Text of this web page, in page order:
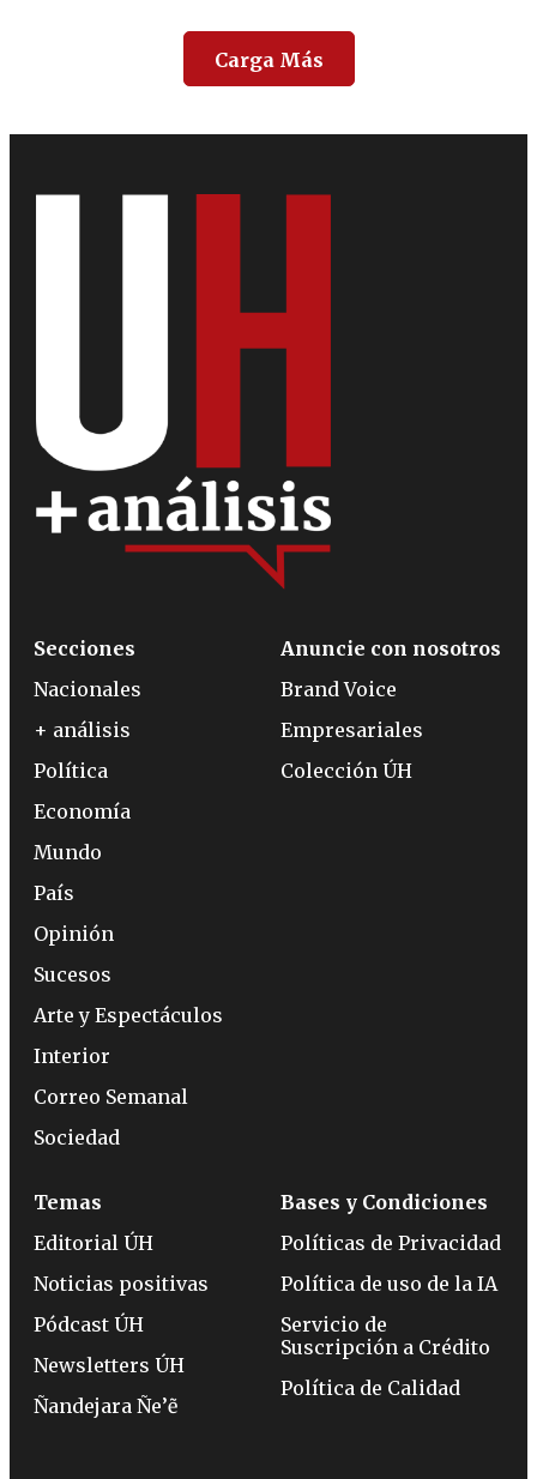
Carga Más
Secciones
Nacionales
+ análisis
Política
Economía
Mundo
País
Opinión
Sucesos
Arte y Espectáculos
Interior
Correo Semanal
Sociedad
Anuncie con nosotros
Brand Voice
Empresariales
Colección ÚH
Temas
Editorial ÚH
Noticias positivas
Pódcast ÚH
Newsletters ÚH
Ñandejara Ñe’ẽ
Bases y Condiciones
Políticas de Privacidad
Política de uso de la IA
Servicio de
Suscripción a Crédito
Política de Calidad